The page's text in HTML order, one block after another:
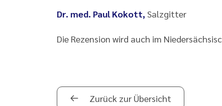
Dr. med. Paul Kokott, Salzgitter
Die Rezension wird auch im
Zurück zur Übersicht